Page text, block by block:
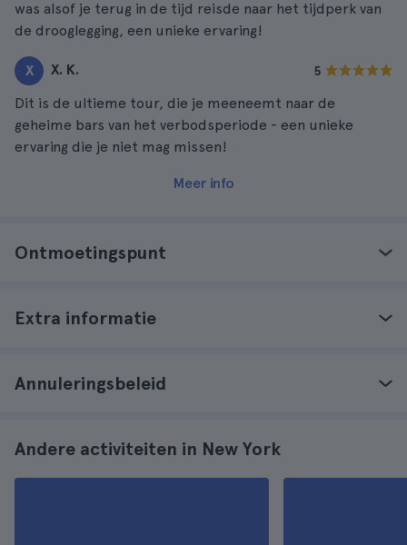
was alsof je terug in de tijd reisde naar het tijdperk van
de drooglegging, een unieke ervaring!
X X. K. 5
Dit is de ultieme tour, die je meeneemt naar de
geheime bars van het verbodsperiode - een unieke
ervaring die je niet mag missen!
Meer info
Ontmoetingspunt
Extra informatie
Annuleringsbeleid
Andere activiteiten in New York